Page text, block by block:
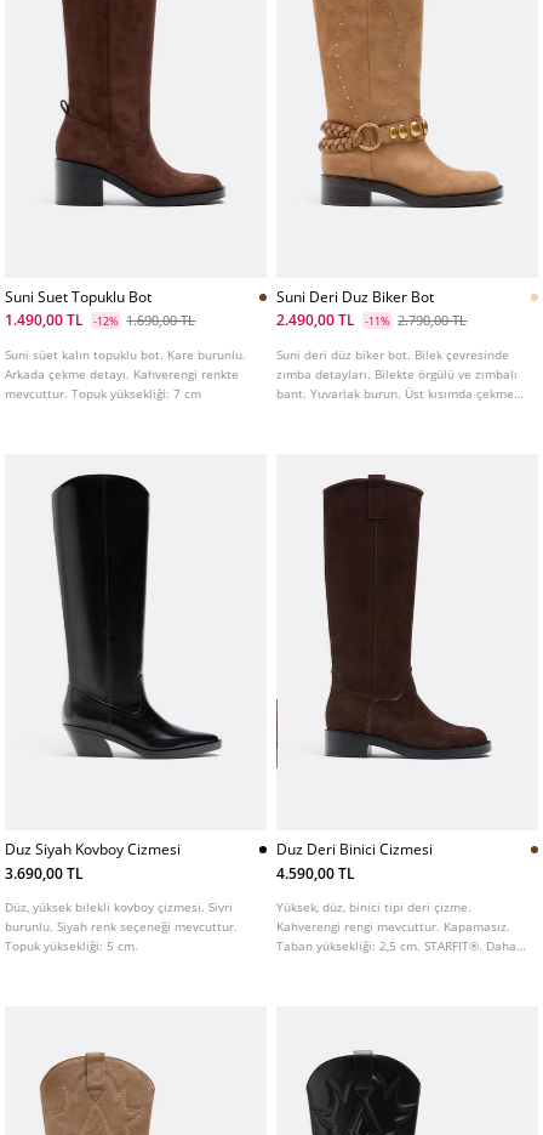
Suni Suet Topuklu Bot
1.490,00 TL
-12% 1.690,00 TL
Suni süet kalın topuklu bot. Kare burunlu.
Arkada çekme detayı. Kahverengi renkte
mevcuttur. Topuk yüksekliği: 7 cm
Suni Deri Duz Biker Bot
2.490,00 TL
-11% 2.790,00 TL
Suni deri düz biker bot. Bilek çevresinde
zımba detayları. Bilekte örgülü ve zımbalı
bant. Yuvarlak burun. Üst kısımda çekme
Duz Siyah Kovboy Cizmesi
3.690,00 TL
Düz, yüksek bilekli kovboy çizmesi. Sivri
burunlu. Siyah renk seçeneği mevcuttur.
Topuk yüksekliği: 5 cm.
Duz Deri Binici Cizmesi
4.590,00 TL
Yüksek, düz, binici tipi deri çizme.
Kahverengi rengi mevcuttur. Kapamasız.
Taban yüksekliği: 2,5 cm. STARFIT®. Daha